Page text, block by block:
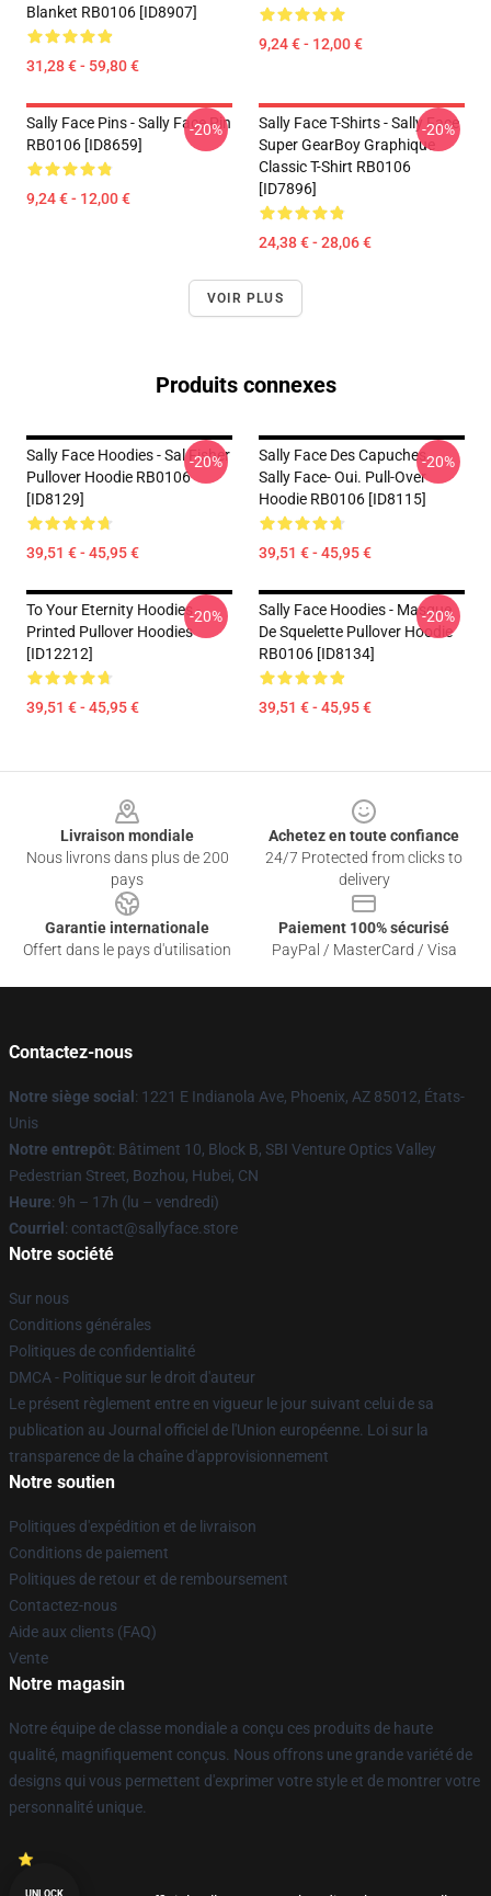
Blanket RB0106 [ID8907]
31,28 € - 59,80 €
9,24 € - 12,00 €
Sally Face Pins - Sally Face Pin
RB0106 [ID8659]
9,24 € - 12,00 €
-20%
Sally Face T-Shirts - Sally Face
Super GearBoy Graphique
Classic T-Shirt RB0106
[ID7896]
24,38 € - 28,06 €
-20%
VOIR PLUS
Produits connexes
Sally Face Hoodies - Sal Fisher
Pullover Hoodie RB0106
[ID8129]
39,51 € - 45,95 €
-20%
Sally Face Des Capuches...
Sally Face- Oui. Pull-Over
Hoodie RB0106 [ID8115]
39,51 € - 45,95 €
-20%
To Your Eternity Hoodies -
Printed Pullover Hoodies
[ID12212]
39,51 € - 45,95 €
-20%
Sally Face Hoodies - Masque
De Squelette Pullover Hoodie
RB0106 [ID8134]
39,51 € - 45,95 €
-20%
Livraison mondiale
Nous livrons dans plus de 200
pays
Achetez en toute confiance
24/7 Protected from clicks to
delivery
Garantie internationale
Offert dans le pays d'utilisation
Paiement 100% sécurisé
PayPal / MasterCard / Visa
Contactez-nous
Notre siège social : 1221 E Indianola Ave, Phoenix, AZ 85012, États-
Unis
Notre entrepôt: Bâtiment 10, Block B, SBI Venture Optics Valley
Pedestrian Street, Bozhou, Hubei, CN
Heure: 9h – 17h (lu – vendredi)
Courriel : contact@sallyface.store
Notre société
Sur nous
Conditions générales
Politiques de confidentialité
DMCA - Politique sur le droit d'auteur
Le présent règlement entre en vigueur le jour suivant celui de sa
publication au Journal officiel de l'Union européenne. Loi sur la
transparence de la chaîne d'approvisionnement
Notre soutien
Politiques d'expédition et de livraison
Conditions de paiement
Politiques de retour et de remboursement
Contactez-nous
Aide aux clients (FAQ)
Vente
Notre magasin
Notre équipe de classe mondiale a conçu ces produits de haute
qualité, magnifiquement conçus. Nous offrons une grande variété de
designs qui vous permettent d'exprimer votre style et de montrer votre
personnalité unique.
UNLOCK